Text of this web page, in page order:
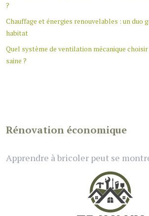
?
Chauffage et énergies renouvelables : un duo
habitat
Quel système de ventilation mécanique
saine ?
Rénovation économique
Apprendre à bricoler peut se